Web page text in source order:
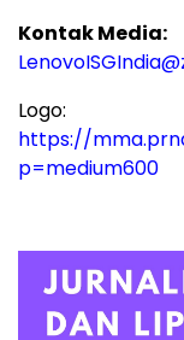
Kontak Media:
Logo:
https://
p=medium600